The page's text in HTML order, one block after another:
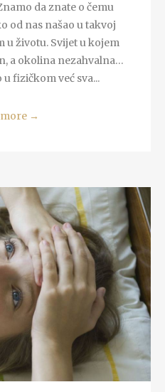
da znate o čemu
od nas našao u takvoj
u životu. Svijet u kojem
a okolina nezahvalna…
fizičkom već sva...
→
MORE